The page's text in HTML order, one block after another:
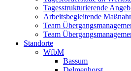
Tagesstrukturierende
Arbeitsbegleitende
Team
Team
Standorte
WfbM
Bassum